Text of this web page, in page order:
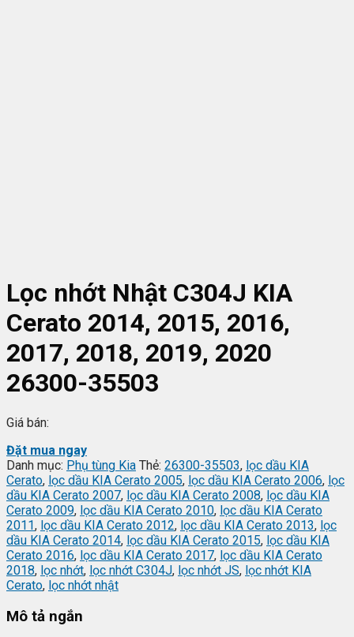
Lọc nhớt Nhật C304J KIA
Cerato 2014, 2015, 2016,
2017, 2018, 2019, 2020
26300-35503
Giá bán:
Đặt mua ngay
Danh mục: Phụ tùng Kia Thẻ: 26300-35503, lọc dầu KIA
Cerato, lọc dầu KIA Cerato 2005, lọc dầu KIA Cerato 2006, lọc
dầu KIA Cerato 2007, lọc dầu KIA Cerato 2008, lọc dầu KIA
Cerato 2009, lọc dầu KIA Cerato 2010, lọc dầu KIA Cerato
2011, lọc dầu KIA Cerato 2012, lọc dầu KIA Cerato 2013, lọc
dầu KIA Cerato 2014, lọc dầu KIA Cerato 2015, lọc dầu KIA
Cerato 2016, lọc dầu KIA Cerato 2017, lọc dầu KIA Cerato
2018, lọc nhớt, lọc nhớt C304J, lọc nhớt JS, lọc nhớt KIA
Cerato, lọc nhớt nhật
Mô tả ngắn